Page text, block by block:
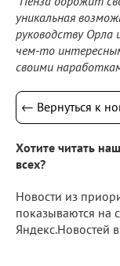
уникальная
руководству Орла
чем-то
своими
← Вернуться к
Хотите читать
всех?
Новости из
показываются на
Яндекс.Новостей